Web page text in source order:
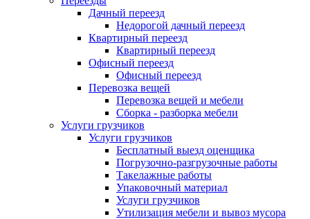
Дачный переезд
Недорогой дачный переезд
Квартирный переезд
Квартирный переезд
Офисный переезд
Офисный переезд
Перевозка вещей
Перевозка вещей и мебели
Сборка - разборка мебели
Услуги грузчиков
Услуги грузчиков
Бесплатный выезд оценщика
Погрузочно-разгрузочные работы
Такелажные работы
Упаковочный материал
Услуги грузчиков
Утилизация мебели и вывоз мусора